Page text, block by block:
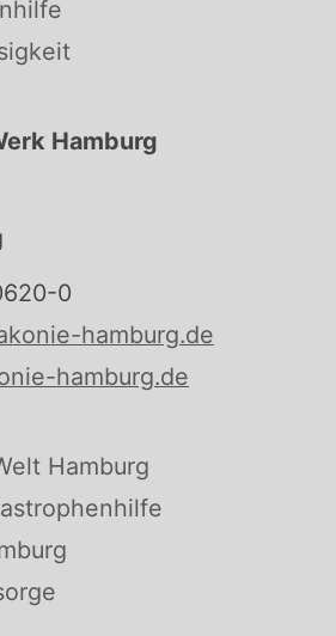
Hamburg
0
hamburg.de
hamburg.de
Hamburg